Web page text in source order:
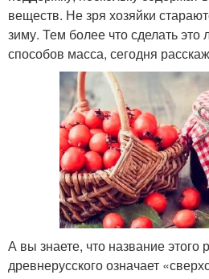
веществ. Не зря хозяйки
зиму. Тем более что сделать это
способов масса, сегодня
А вы знаете, что название этого
древнерусского означает